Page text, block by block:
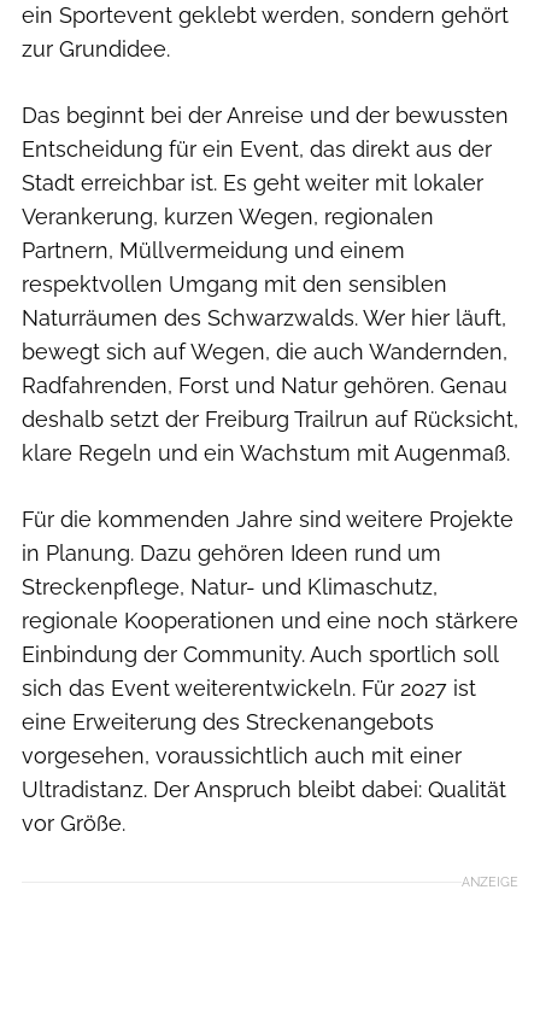
ein Sportevent geklebt werden, sondern gehört
zur Grundidee.
Das beginnt bei der Anreise und der bewussten
Entscheidung für ein Event, das direkt aus der
Stadt erreichbar ist. Es geht weiter mit lokaler
Verankerung, kurzen Wegen, regionalen
Partnern, Müllvermeidung und einem
respektvollen Umgang mit den sensiblen
Naturräumen des Schwarzwalds. Wer hier läuft,
bewegt sich auf Wegen, die auch Wandernden,
Radfahrenden, Forst und Natur gehören. Genau
deshalb setzt der Freiburg Trailrun auf Rücksicht,
klare Regeln und ein Wachstum mit Augenmaß.
Für die kommenden Jahre sind weitere Projekte
in Planung. Dazu gehören Ideen rund um
Streckenpflege, Natur- und Klimaschutz,
regionale Kooperationen und eine noch stärkere
Einbindung der Community. Auch sportlich soll
sich das Event weiterentwickeln. Für 2027 ist
eine Erweiterung des Streckenangebots
vorgesehen, voraussichtlich auch mit einer
Ultradistanz. Der Anspruch bleibt dabei: Qualität
vor Größe.
ANZEIGE